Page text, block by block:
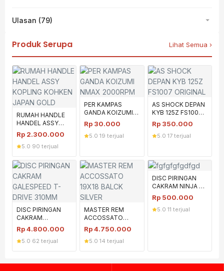
Ulasan (79)
Produk Serupa Lihat Semua ›
RUMAH HANDLE
HANDEL ASSY
KOPLING KOHKEN
JAPAN GOLD
Rp 2.300.000
5.0 90 terjual
PER KAMPAS
GANDA KOIZUMI
NMAX 2000RPM
Rp 30.000
5.0 ·19 terjual
AS SHOCK DEPAN
KYB 125Z FS1007
ORIGINAL
Rp 350.000
5.0 17 terjual
DISC PIRINGAN
CAKRAM
GALESPEED T-
DRIVE 310MM
Rp4.800.000
5.0 62 terjual
MASTER REM
ACCOSSATO
19X18 BALCK
SILVER
Rp4.750.000
5.0 ·14 terjual
DISC PIRINGAN
CAKRAM NINJA R
SS JL
PERFORMANCE
Rp 500.000
5.0 11 terjual